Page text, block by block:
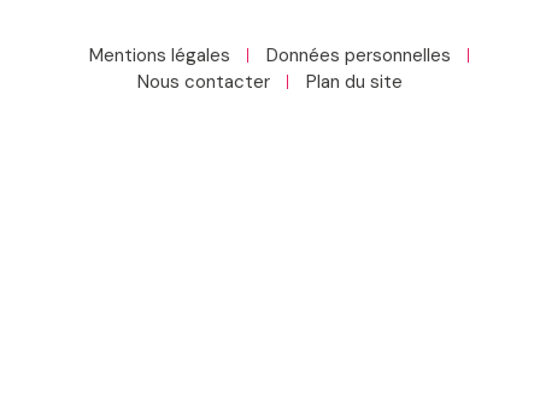
Mentions légales
Données personnelles
Nous contacter
Plan du site